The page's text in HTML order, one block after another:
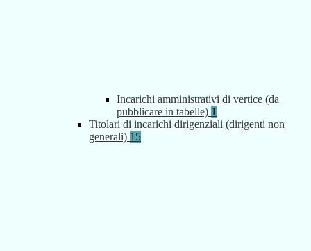
Incarichi amministrativi di vertice (da
pubblicare in tabelle) 1
Titolari di incarichi dirigenziali (dirigenti non
generali) 15